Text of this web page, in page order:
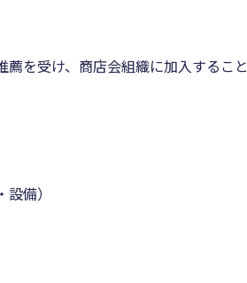
を受け、商店会組織に加入すること
備）